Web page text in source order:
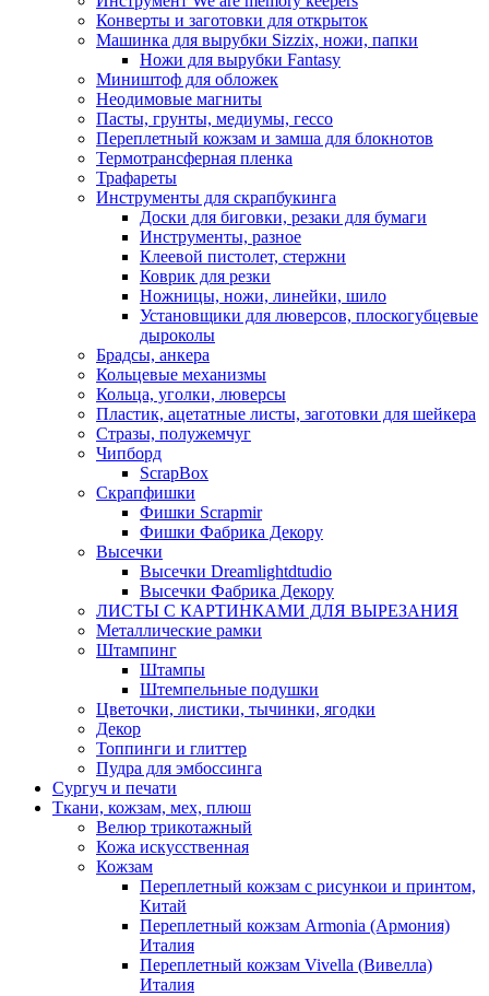
Конверты и заготовки для открыток
Машинка для вырубки Sizzix, ножи, папки
Ножи для вырубки Fantasy
Миништоф для обложек
Неодимовые магниты
Пасты, грунты, медиумы, гессо
Переплетный кожзам и замша для блокнотов
Термотрансферная пленка
Трафареты
Инструменты для скрапбукинга
Доски для биговки, резаки для бумаги
Инструменты, разное
Клеевой пистолет, стержни
Коврик для резки
Ножницы, ножи, линейки, шило
Установщики для люверсов, плоскогубцевые
дыроколы
Брадсы, анкера
Кольцевые механизмы
Кольца, уголки, люверсы
Пластик, ацетатные листы, заготовки для шейкера
Стразы, полужемчуг
Чипборд
ScrapBox
Скрапфишки
Фишки Scrapmir
Фишки Фабрика Декору
Высечки
Высечки Dreamlightdtudio
Высечки Фабрика Декору
ЛИСТЫ С КАРТИНКАМИ ДЛЯ ВЫРЕЗАНИЯ
Металлические рамки
Штампинг
Штампы
Штемпельные подушки
Цветочки, листики, тычинки, ягодки
Декор
Топпинги и глиттер
Пудра для эмбоссинга
Сургуч и печати
Ткани, кожзам, мех, плюш
Велюр трикотажный
Кожа искусственная
Кожзам
Переплетный кожзам с рисункои и принтом,
Китай
Переплетный кожзам Armonia (Армония)
Италия
Переплетный кожзам Vivella (Вивелла)
Италия